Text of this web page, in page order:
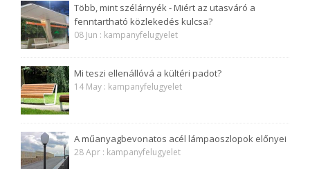
Több, mint szélárnyék - Miért az utasváró a
fenntartható közlekedés kulcsa?
08 Jun : kampanyfelugyelet
Mi teszi ellenállóvá a kültéri padot?
14 May : kampanyfelugyelet
A műanyagbevonatos acél lámpaoszlopok előnyei
28 Apr : kampanyfelugyelet